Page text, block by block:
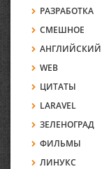
РАЗРАБОТКА
СМЕШНОЕ
АНГЛИЙСКИЙ
WEB
ЦИТАТЫ
LARAVEL
ЗЕЛЕНОГРАД
ФИЛЬМЫ
ЛИНУКС